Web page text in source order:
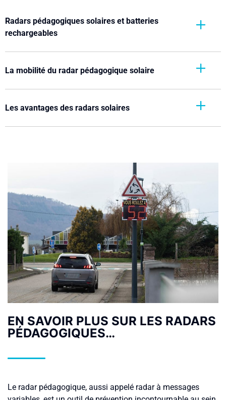
Radars pédagogiques solaires et batteries
rechargeables
La mobilité du radar pédagogique solaire
Les avantages des radars solaires
EN SAVOIR PLUS SUR LES RADARS
PÉDAGOGIQUES…
Le radar pédagogique, aussi appelé radar à messages